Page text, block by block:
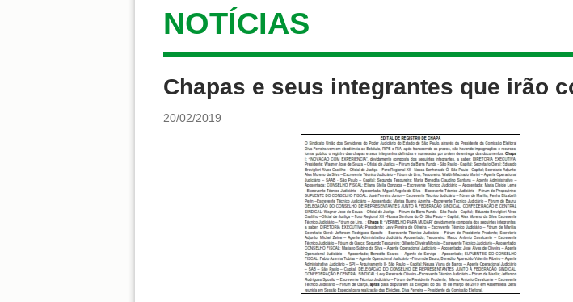
NOTÍCIAS
Chapas e seus integrantes que irão
20/02/2019